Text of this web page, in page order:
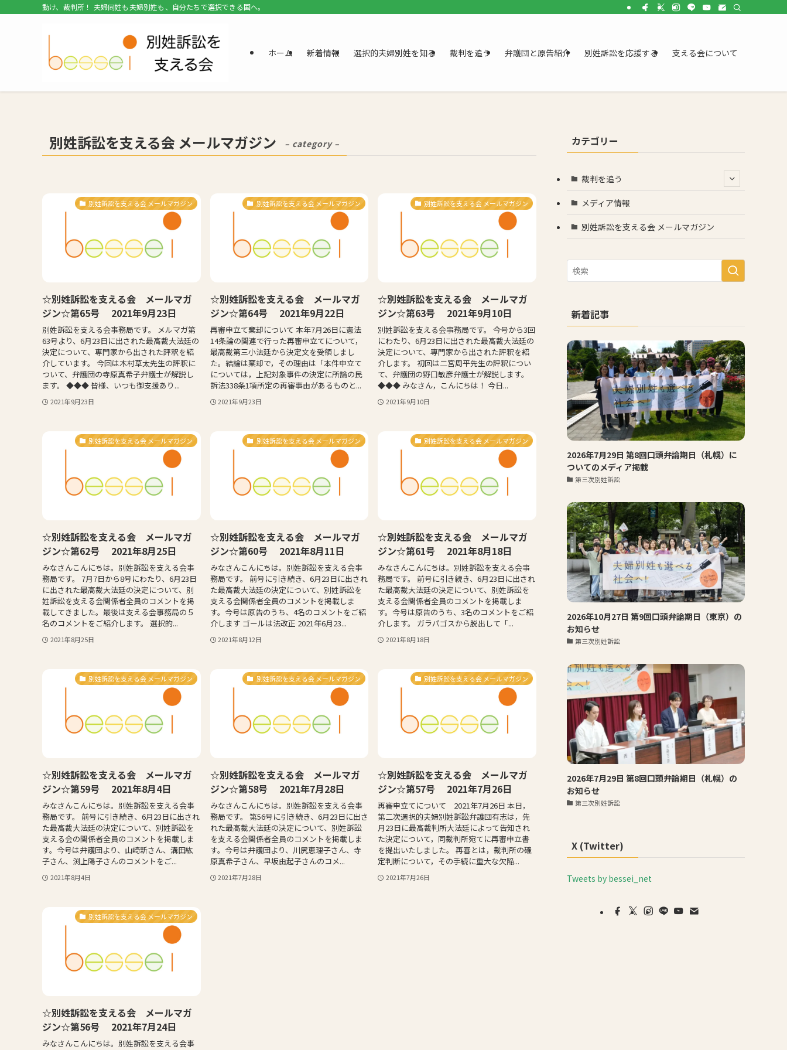
動け、裁判所！ 夫婦同姓も夫婦別姓も、自分たちで選択できる国へ。
ホーム 新着情報 選択的夫婦別姓を知る 裁判を追う 弁護団と原告紹介 別姓訴訟を応援する 支える会について
別姓訴訟を支える会 メールマガジン – category –
別姓訴訟を支える会 メールマガジン
☆別姓訴訟を支える会 メールマガ
ジン☆第65号 2021年9月23日
別姓訴訟を支える会事務局です。 メルマガ第
63号より、6月23日に出された最高裁大法廷の
決定について、専門家から出された評釈を紹
介しています。 今回は木村草太先生の評釈に
ついて、弁護団の寺原真希子弁護士が解説し
ます。 ◆◆◆ 皆様、いつも御支援あり...
2021年9月23日
別姓訴訟を支える会 メールマガジン
☆別姓訴訟を支える会 メールマガ
ジン☆第64号 2021年9月22日
再審申立て棄却について 本年7月26日に憲法
14条論の関連で行った再審申立てについて，
最高裁第三小法廷から決定文を受領しまし
た。結論は棄却で，その理由は「本件申立て
については，上記対象事件の決定に所論の民
訴法338条1項所定の再審事由があるものと...
2021年9月23日
別姓訴訟を支える会 メールマガジン
☆別姓訴訟を支える会 メールマガ
ジン☆第63号 2021年9月10日
別姓訴訟を支える会事務局です。 今号から3回
にわたり、6月23日に出された最高裁大法廷の
決定について、専門家から出された評釈を紹
介します。 初回は二宮周平先生の評釈につい
て、弁護団の野口敏彦弁護士が解説します。
◆◆◆ みなさん，こんにちは！ 今日...
2021年9月10日
別姓訴訟を支える会 メールマガジン
☆別姓訴訟を支える会 メールマガ
ジン☆第62号 2021年8月25日
みなさんこんにちは。別姓訴訟を支える会事
務局です。 7月7日から8号にわたり、6月23日
に出された最高裁大法廷の決定について、別
姓訴訟を支える会関係者全員のコメントを掲
載してきました。最後は支える会事務局の５
名のコメントをご紹介します。 選択的...
2021年8月25日
別姓訴訟を支える会 メールマガジン
☆別姓訴訟を支える会 メールマガ
ジン☆第60号 2021年8月11日
みなさんこんにちは。別姓訴訟を支える会事
務局です。 前号に引き続き、6月23日に出され
た最高裁大法廷の決定について、別姓訴訟を
支える会関係者全員のコメントを掲載しま
す。今号は原告のうち、4名のコメントをご紹
介します ゴールは法改正 2021年6月23...
2021年8月12日
別姓訴訟を支える会 メールマガジン
☆別姓訴訟を支える会 メールマガ
ジン☆第61号 2021年8月18日
みなさんこんにちは。別姓訴訟を支える会事
務局です。 前号に引き続き、6月23日に出され
た最高裁大法廷の決定について、別姓訴訟を
支える会関係者全員のコメントを掲載しま
す。今号は原告のうち、3名のコメントをご紹
介します。 ガラパゴスから脱出して「...
2021年8月18日
別姓訴訟を支える会 メールマガジン
☆別姓訴訟を支える会 メールマガ
ジン☆第59号 2021年8月4日
みなさんこんにちは。別姓訴訟を支える会事
務局です。 前号に引き続き、6月23日に出され
た最高裁大法廷の決定について、別姓訴訟を
支える会の関係者全員のコメントを掲載しま
す。今号は弁護団より、山崎新さん、溝田紘
子さん、渕上陽子さんのコメントをご...
2021年8月4日
別姓訴訟を支える会 メールマガジン
☆別姓訴訟を支える会 メールマガ
ジン☆第58号 2021年7月28日
みなさんこんにちは。別姓訴訟を支える会事
務局です。 第56号に引き続き、6月23日に出さ
れた最高裁大法廷の決定について、別姓訴訟
を支える会関係者全員のコメントを掲載しま
す。今号は弁護団より、川尻恵理子さん、寺
原真希子さん、早坂由起子さんのコメ...
2021年7月28日
別姓訴訟を支える会 メールマガジン
☆別姓訴訟を支える会 メールマガ
ジン☆第57号 2021年7月26日
再審申立てについて 2021年7月26日 本日，
第二次選択的夫婦別姓訴訟弁護団有志は，先
月23日に最高裁判所大法廷によって告知され
た決定について，同裁判所宛てに再審申立書
を提出いたしました。 再審とは，裁判所の確
定判断について，その手続に重大な欠陥...
2021年7月26日
別姓訴訟を支える会 メールマガジン
☆別姓訴訟を支える会 メールマガ
ジン☆第56号 2021年7月24日
みなさんこんにちは。別姓訴訟を支える会事
カテゴリー
裁判を追う
メディア情報
別姓訴訟を支える会 メールマガジン
新着記事
2026年7月29日 第8回口頭弁論期日（札幌）に
ついてのメディア掲載
第三次別姓訴訟
2026年10月27日 第9回口頭弁論期日（東京）の
お知らせ
第三次別姓訴訟
2026年7月29日 第8回口頭弁論期日（札幌）の
お知らせ
第三次別姓訴訟
X (Twitter)
Tweets by bessei_net